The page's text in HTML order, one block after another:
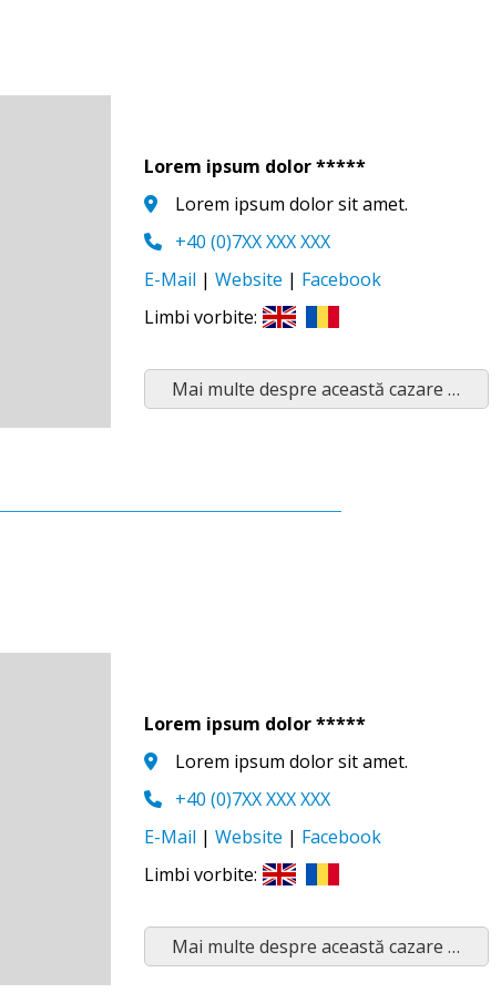
Lorem ipsum dolor *****
Lorem ipsum dolor sit amet.
+40 (0)7XX XXX XXX
E-Mail | Website | Facebook
Limbi vorbite:
Mai multe despre această cazare …
Lorem ipsum dolor *****
Lorem ipsum dolor sit amet.
+40 (0)7XX XXX XXX
E-Mail | Website | Facebook
Limbi vorbite:
Mai multe despre această cazare …